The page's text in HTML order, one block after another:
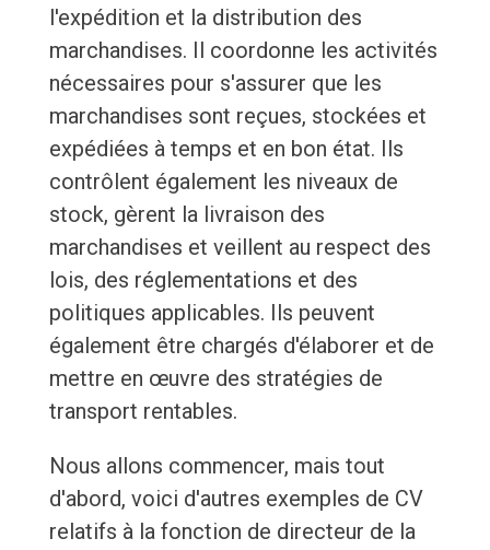
l'expédition et la distribution des
marchandises. Il coordonne les activités
nécessaires pour s'assurer que les
marchandises sont reçues, stockées et
expédiées à temps et en bon état. Ils
contrôlent également les niveaux de
stock, gèrent la livraison des
marchandises et veillent au respect des
lois, des réglementations et des
politiques applicables. Ils peuvent
également être chargés d'élaborer et de
mettre en œuvre des stratégies de
transport rentables.
Nous allons commencer, mais tout
d'abord, voici d'autres exemples de CV
relatifs à la fonction de directeur de la